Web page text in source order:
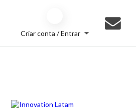
Criar conta / Entrar